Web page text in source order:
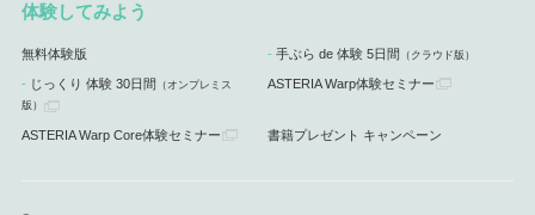
体験してみよう
無料体験版 手ぶら de 体験 5日間 （クラウド版）
じっくり 体験 30日間 （オンプレミス
版）
ASTERIA Warp体験セミナー
ASTERIA Warp Core体験セミナー 書籍プレゼント キャンペーン